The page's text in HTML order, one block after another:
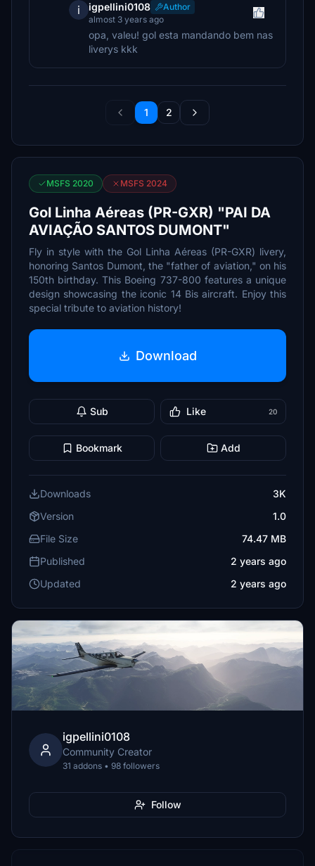
i igpellini0108
Author
almost 3 years ago
opa, valeu! gol esta mandando bem nas
liverys kkk
1 2
MSFS 2020 MSFS 2024
Gol Linha Aéreas (PR-GXR) "PAI DA
AVIAÇÃO SANTOS DUMONT"
Fly in style with the Gol Linha Aéreas (PR-GXR) livery,
honoring Santos Dumont, the "father of aviation," on his
150th birthday. This Boeing 737-800 features a unique
design showcasing the iconic 14 Bis aircraft. Enjoy this
special tribute to aviation history!
Download
Sub Like 20
Bookmark Add
Downloads
3K
Version
1.0
File Size
74.47 MB
Published
2 years ago
Updated
2 years ago
igpellini0108
Community Creator
31 addons • 98 followers
Follow